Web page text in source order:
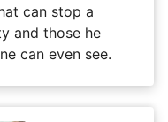
can stop a
and those he
can even see.